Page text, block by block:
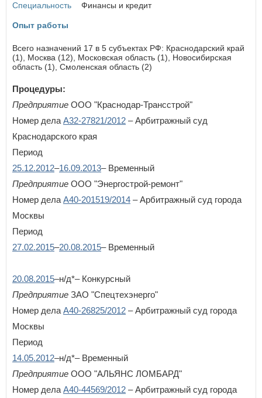
Приморский край
Республика Адыгея
Республика Алтай
Республика Бурятия
Республика Дагестан
Республика Калмыкия
Республика Карелия
Республика Крым
Республика Марий Эл
Республика Мордовия
Республика Саха (Якутия)
Республика Северная Осетия - Алания
Республика Татарстан
Республика Тыва
Республика Хакасия
Ростовская область
С
Самарская область
Санкт-Петербург
Сахалинская область
Свердловская область
Севастополь
Смоленская область
Ставропольский край
Специальность
Финансы и кредит
Опыт работы
Всего назначений 17 в 5 субъектах РФ: Краснодарский край
(1), Москва (12), Московская область (1), Новосибирская
область (1), Смоленская область (2)
Процедуры:
Предприятие ООО "Краснодар-Трансстрой"
Номер дела А32-27821/2012 – Арбитражный суд
Краснодарского края
Период
25.12.2012–16.09.2013– Временный
Предприятие ООО "Энергострой-ремонт"
Номер дела А40-201519/2014 – Арбитражный суд города
Москвы
Период
27.02.2015–20.08.2015– Временный
20.08.2015–н/д*– Конкурсный
Предприятие ЗАО "Спецтехэнерго"
Номер дела А40-26825/2012 – Арбитражный суд города
Москвы
Период
14.05.2012–н/д*– Временный
Предприятие ООО "АЛЬЯНС ЛОМБАРД"
Номер дела А40-44569/2012 – Арбитражный суд города
Забыли пароль?
Пароль:
Не запоминать меня
Если вы АУ, тозарегистрируйтесь, если не можете войти, то
восстановите параль
либо отправьте заявку на
au-info@mail.ru